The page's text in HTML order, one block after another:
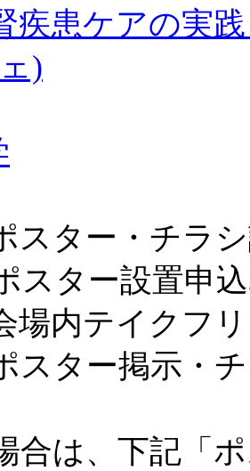
疾患ケアの実
)
スター・チラ
スター設置申
場内テイクフ
スター掲示・
合は、下記「